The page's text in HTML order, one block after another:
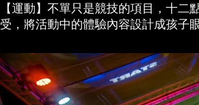
【運動】不單只是競技的項目，十
受，將活動中的體驗內容設計成孩子